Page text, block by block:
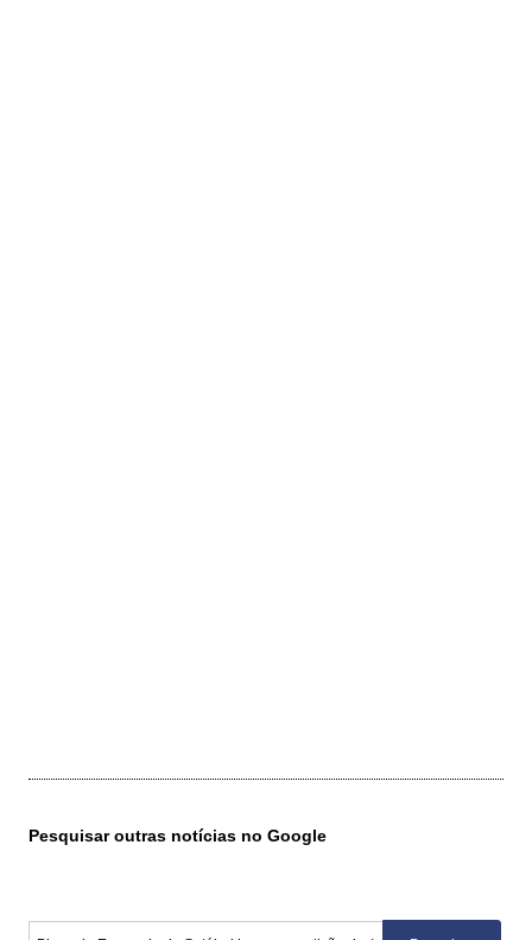
Pesquisar outras notícias no Google